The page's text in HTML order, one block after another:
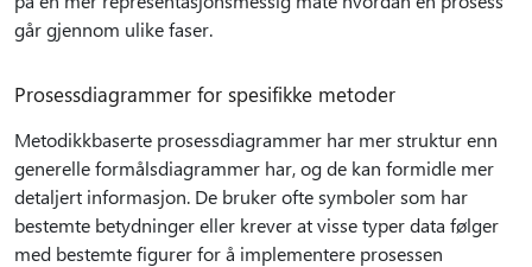
går gjennom ulike faser.
Prosessdiagrammer for spesifikke metoder
Metodikkbaserte prosessdiagrammer har mer struktur enn
generelle formålsdiagrammer har, og de kan formidle mer
detaljert informasjon. De bruker ofte symboler som har
bestemte betydninger eller krever at visse typer data følger
med bestemte figurer for å implementere prosessen